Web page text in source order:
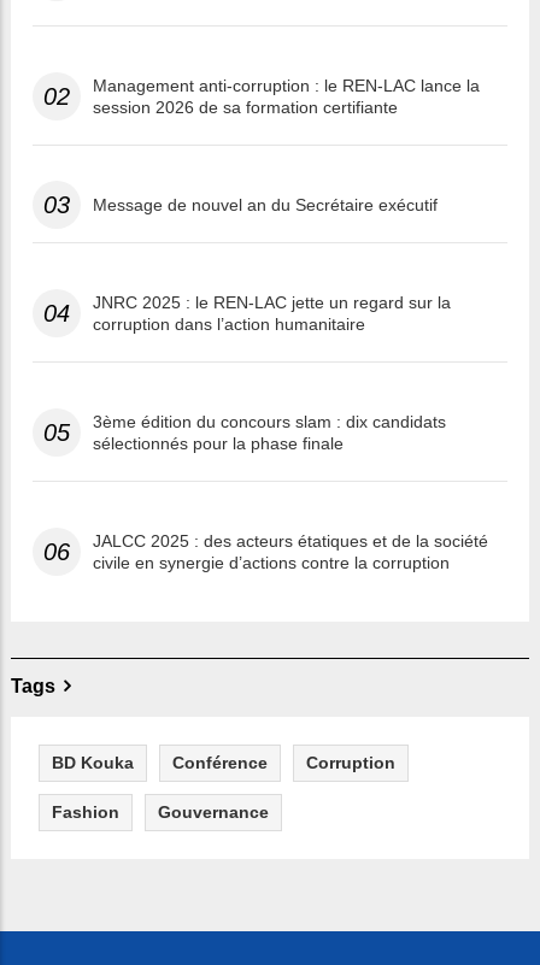
02
Management anti-corruption : le REN-LAC lance la
session 2026 de sa formation certifiante
03 Message de nouvel an du Secrétaire exécutif
04
JNRC 2025 : le REN-LAC jette un regard sur la
corruption dans l’action humanitaire
05
3ème édition du concours slam : dix candidats
sélectionnés pour la phase finale
06
JALCC 2025 : des acteurs étatiques et de la société
civile en synergie d’actions contre la corruption
Tags
BD Kouka Conférence Corruption
Fashion Gouvernance